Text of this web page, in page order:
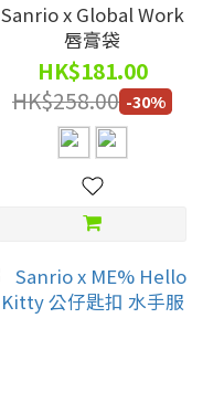
Sanrio x Global Work
唇膏袋
HK$181.00
HK$258.00 -30%